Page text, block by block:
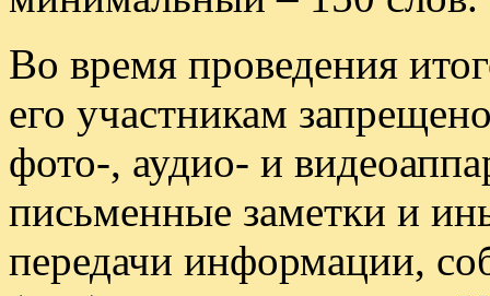
Во время проведения
его участникам
фото-, аудио- и
письменные заметки и
передачи информации,